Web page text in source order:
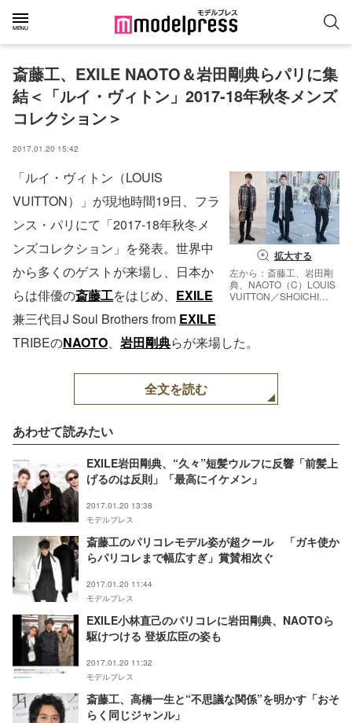
斎藤工、EXILE NAOTO＆岩田剛典らパリに集
結＜「ルイ・ヴィトン」2017-18年秋冬メンズ
コレクション＞
2017.01.20 15:42
拡大する
左から：斎藤工、岩田剛
典、NAOTO（C）LOUIS
VUITTON／SHOICHI
「ルイ・ヴィトン（LOUIS
VUITTON）」が現地時間19日、フラ
ンス・パリにて「2017-18年秋冬メ
ンズコレクション」を発表。世界中
から多くのゲストが来場し、日本か
らは俳優の斎藤工をはじめ、 EXILE
兼三代目J Soul Brothers from EXILE
TRIBEのNAOTO、 岩田剛典らが来場した。
全文を読む
あわせて読みたい
EXILE岩田剛典、“久々”短髪ウルフに反響「前髪上
げるのは反則」「最高にイケメン」
2017.01.20 13:38
モデルプレス
斎藤工のパリコレモデル姿が超クール 「ガキ使か
らパリコレまで幅広すぎ」賞賛相次ぐ
2017.01.20 11:44
モデルプレス
EXILE小林直己のパリコレに岩田剛典、NAOTOら
駆けつける 登坂広臣の姿も
2017.01.20 11:32
モデルプレス
斎藤工、高橋一生と“不思議な関係”を明かす「おそ
らく同じジャンル」